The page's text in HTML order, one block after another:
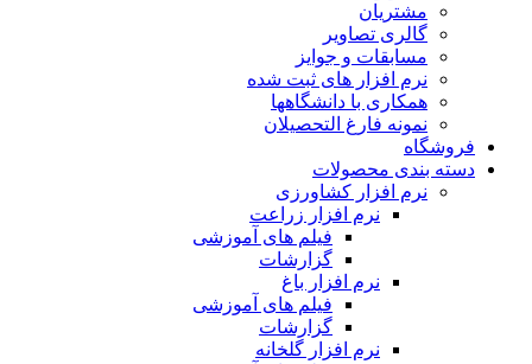
مشتریان
گالری تصاویر
مسابقات و جوایز
نرم افزار های ثبت شده
همکاری با دانشگاهها
نمونه فارغ التحصیلان
فروشگاه
دسته بندی محصولات
نرم افزار کشاورزی
نرم افزار زراعت
فیلم های آموزشی
گزارشات
نرم افزار باغ
فیلم های آموزشی
گزارشات
نرم افزار گلخانه